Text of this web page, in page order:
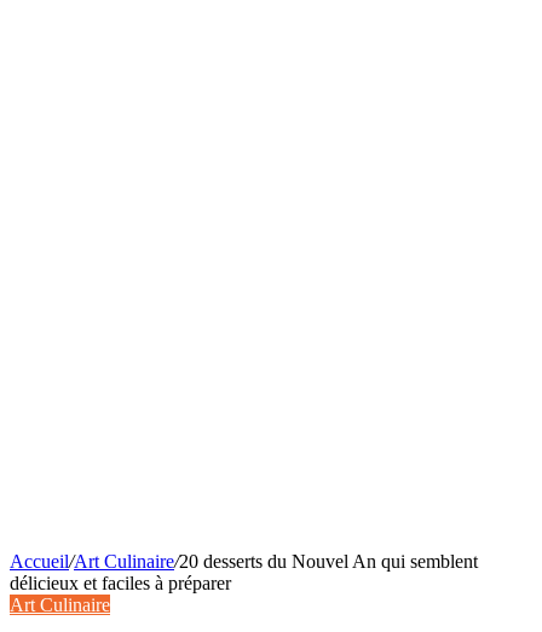
Accueil/Art Culinaire/20 desserts du Nouvel An qui semblent
délicieux et faciles à préparer
Art Culinaire